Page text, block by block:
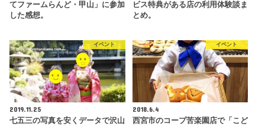
てファームらんど・甲山」に参加
した感想。
ビス特典がある店の利用体験談ま
とめ。
イベント
2019.11.25
七五三の写真を安くデータで沢山
イベント
2018.6.4
西宮市のコープ苦楽園店で「こど